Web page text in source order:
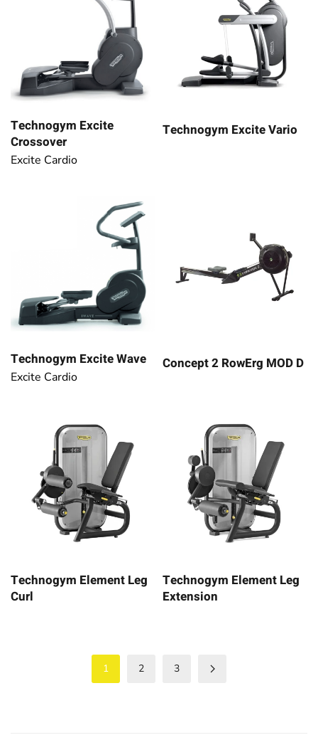
Technogym Excite
Crossover
Excite Cardio
Technogym Excite Vario
Technogym Excite Wave
Excite Cardio
Concept 2 RowErg MOD D
Technogym Element Leg
Curl
Technogym Element Leg
Extension
1 2 3